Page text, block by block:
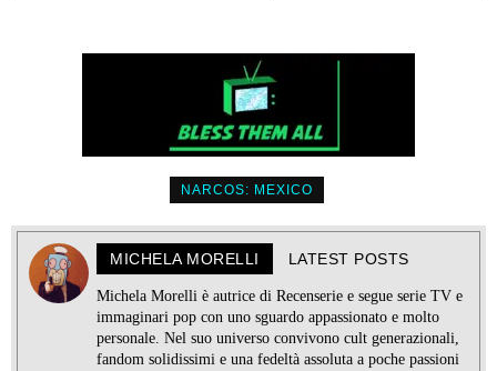
NARCOS: MEXICO
MICHELA MORELLI LATEST POSTS
Michela Morelli è autrice di Recenserie e segue serie TV e
immaginari pop con uno sguardo appassionato e molto
personale. Nel suo universo convivono cult generazionali,
fandom solidissimi e una fedeltà assoluta a poche passioni